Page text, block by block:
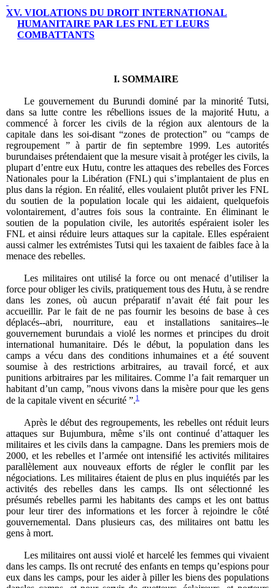
XV. VIOLATIONS DU DROIT INTERNATIONAL
HUMANITAIRE PAR LES FNL ET LEURS
COMBATTANTS
I.SOMMAIRE
Le gouvernement du Burundi dominé par la minorité Tutsi,
dans sa lutte contre les rébellions issues de la majorité Hutu, a
commencé à forcer les civils de la région aux alentours de la
capitale dans les soi-disant “zones de protection” ou “camps de
regroupement ” à partir de fin septembre 1999. Les autorités
burundaises prétendaient que la mesure visait à protéger les civils, la
plupart d’entre eux Hutu, contre les attaques des rebelles des Forces
Nationales pour la Libération (FNL) qui s’implantaient de plus en
plus dans la région. En réalité, elles voulaient plutôt priver les FNL
du soutien de la population locale qui les aidaient, quelquefois
volontairement, d’autres fois sous la contrainte. En éliminant le
soutien de la population civile, les autorités espéraient isoler les
FNL et ainsi réduire leurs attaques sur la capitale. Elles espéraient
aussi calmer les extrémistes Tutsi qui les taxaient de faibles face à la
menace des rebelles.
Les militaires ont utilisé la force ou ont menacé d’utiliser la
force pour obliger les civils, pratiquement tous des Hutu, à se rendre
dans les zones, où aucun préparatif n’avait été fait pour les
accueillir. Par le fait de ne pas fournir les besoins de base à ces
déplacés--abri, nourriture, eau et installations sanitaires--le
gouvernement burundais a violé les normes et principes du droit
international humanitaire. Dés le début, la population dans les
camps a vécu dans des conditions inhumaines et a été souvent
soumise à des restrictions arbitraires, au travail forcé, et aux
punitions arbitraires par les militaires. Comme l’a fait remarquer un
habitant d’un camp, ”nous vivons dans la misère pour que les gens
de la capitale vivent en sécurité ”.1
Après le début des regroupements, les rebelles ont réduit leurs
attaques sur Bujumbura, même s’ils ont continué d’attaquer les
militaires et les civils dans la campagne. Dans les premiers mois de
2000, et les rebelles et l’armée ont intensifié les activités militaires
parallèlement aux nouveaux efforts de régler le conflit par les
négociations. Les militaires étaient de plus en plus inquiétés par les
activités des rebelles dans les camps. Ils ont sélectionné les
présumés rebelles parmi les habitants des camps et les ont battus
pour leur tirer des informations et les forcer à rejoindre le côté
gouvernemental. Dans plusieurs cas, des militaires ont battu les
gens à mort.
Les militaires ont aussi violé et harcelé les femmes qui vivaient
dans les camps. Ils ont recruté des enfants en temps qu’espions pour
eux dans les camps, pour les aider à piller les biens des populations